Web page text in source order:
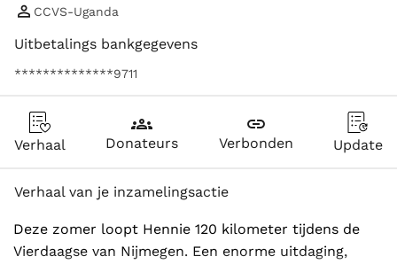
CCVS-Uganda
Uitbetalings bankgegevens
**************9711
Verhaal
groups
Donateurs
link
Verbonden Update
Verhaal van je inzamelingsactie
Deze zomer loopt Hennie 120 kilometer tijdens de
Vierdaagse van Nijmegen. Een enorme uitdaging,